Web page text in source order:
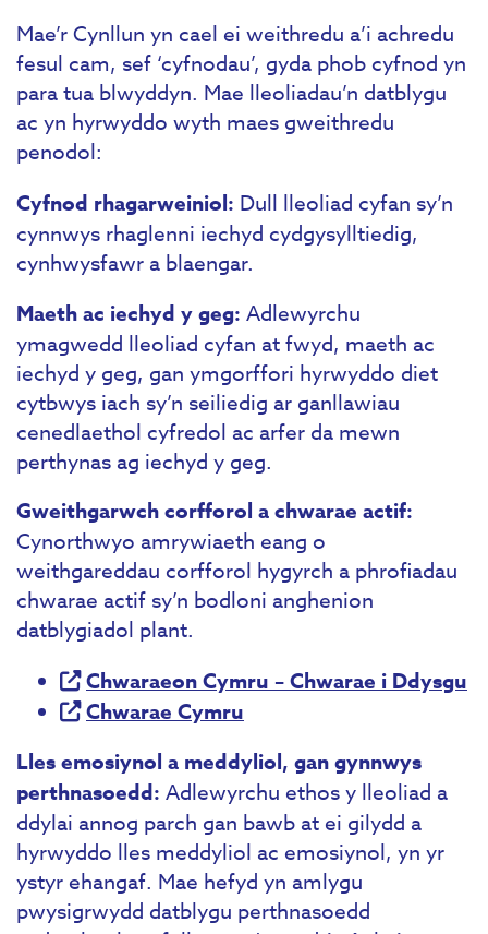
Mae’r Cynllun yn cael ei weithredu a’i achredu
fesul cam, sef ‘cyfnodau’, gyda phob cyfnod yn
para tua blwyddyn. Mae lleoliadau’n datblygu
ac yn hyrwyddo wyth maes gweithredu
penodol:
Cyfnod rhagarweiniol: Dull lleoliad cyfan sy’n
cynnwys rhaglenni iechyd cydgysylltiedig,
cynhwysfawr a blaengar.
Maeth ac iechyd y geg: Adlewyrchu
ymagwedd lleoliad cyfan at fwyd, maeth ac
iechyd y geg, gan ymgorffori hyrwyddo diet
cytbwys iach sy’n seiliedig ar ganllawiau
cenedlaethol cyfredol ac arfer da mewn
perthynas ag iechyd y geg.
Gweithgarwch corfforol a chwarae actif:
Cynorthwyo amrywiaeth eang o
weithgareddau corfforol hygyrch a phrofiadau
chwarae actif sy’n bodloni anghenion
datblygiadol plant.
Chwaraeon Cymru – Chwarae i Ddysgu
Chwarae Cymru
Lles emosiynol a meddyliol, gan gynnwys
perthnasoedd: Adlewyrchu ethos y lleoliad a
ddylai annog parch gan bawb at ei gilydd a
hyrwyddo lles meddyliol ac emosiynol, yn yr
ystyr ehangaf. Mae hefyd yn amlygu
pwysigrwydd datblygu perthnasoedd